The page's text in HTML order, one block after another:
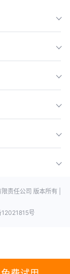
责任公司 版本所有 |
12021815号